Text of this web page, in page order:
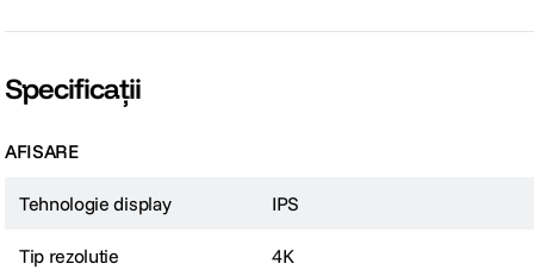
Rezolutie 4K Ultra HD: claritate si detalii impresionante
Specificații
AFISARE
Tehnologie display IPS
Tip rezolutie 4K